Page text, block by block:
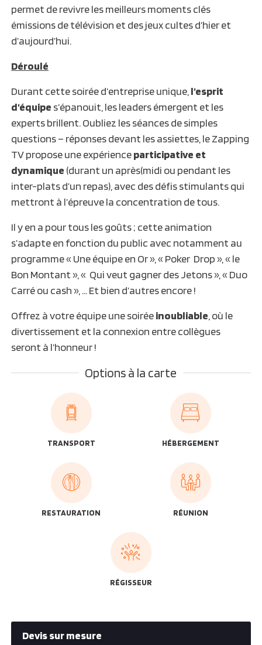
permet de revivre les meilleurs moments clés
émissions de télévision et des jeux cultes d’hier et
d’aujourd’hui.
Déroulé
Durant cette soirée d’entreprise unique, l’esprit
d’équipe s’épanouit, les leaders émergent et les
experts brillent. Oubliez les séances de simples
questions – réponses devant les assiettes, le Zapping
TV propose une expérienceparticipative et
dynamique (durant un après(midi ou pendant les
inter-plats d’un repas), avec des défis stimulants qui
mettront à l’épreuve la concentration de tous.
Il y en a pour tous les goûts ; cette animation
s’adapte en fonction du public avec notamment au
programme « Une équipe en Or », « Poker Drop », « le
Bon Montant », « Qui veut gagner des Jetons », « Duo
Carré ou cash », … Et bien d’autres encore !
Offrez à votre équipe une soiréeinoubliable , où le
divertissement et la connexion entre collègues
seront à l’honneur !
Options à la carte
TRANSPORT HÉBERGEMENT
RESTAURATION RÉUNION
RÉGISSEUR
Devis sur mesure